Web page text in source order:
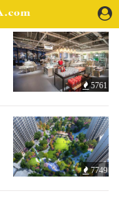
5761
7749